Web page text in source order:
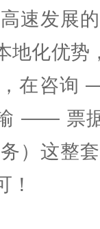
速发展
地化优势
，在咨
—— 票
）这整
！